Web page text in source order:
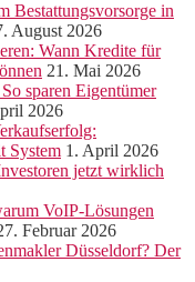
Bestattungsvorsorge in
August 2026
Wann Kredite für
21. Mai 2026
sparen Eigentümer
2026
System 1. April 2026
jetzt wirklich
VoIP-Lösungen
Februar 2026
Düsseldorf? Der